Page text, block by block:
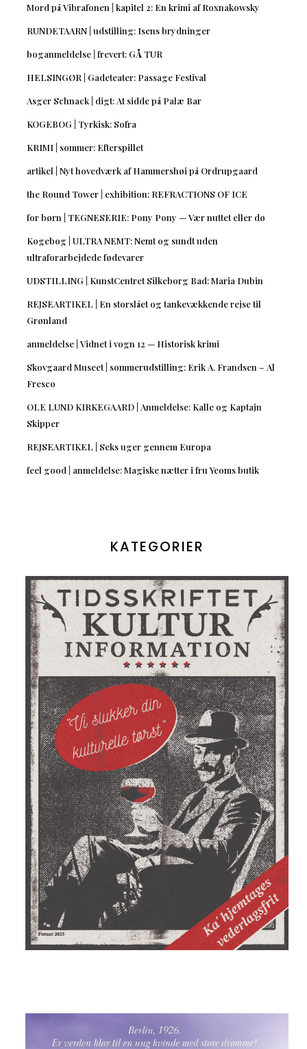
Mord på Vibrafonen | kapitel 2: En krimi af Roxnakowsky
RUNDETAARN | udstilling: Isens brydninger
boganmeldelse | frevert: GÅ TUR
HELSINGØR | Gadeteater: Passage Festival
Asger Schnack | digt: At sidde på Palæ Bar
KOGEBOG | Tyrkisk: Sofra
KRIMI | sommer: Efterspillet
artikel | Nyt hovedværk af Hammershøi på Ordrupgaard
the Round Tower | exhibition: REFRACTIONS OF ICE
for børn | TEGNESERIE: Pony Pony — Vær nuttet eller dø
Kogebog | ULTRA NEMT: Nemt og sundt uden
ultraforarbejdede fødevarer
UDSTILLING | KunstCentret Silkeborg Bad: Maria Dubin
REJSEARTIKEL | En storslået og tankevækkende rejse til
Grønland
anmeldelse | Vidnet i vogn 12 — Historisk krimi
Skovgaard Museet | sommerudstilling: Erik A. Frandsen – Al
Fresco
OLE LUND KIRKEGAARD | Anmeldelse: Kalle og Kaptajn
Skipper
REJSEARTIKEL | Seks uger gennem Europa
feel good | anmeldelse: Magiske nætter i fru Yeoms butik
KATEGORIER